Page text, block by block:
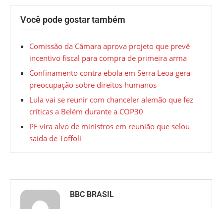
Você pode gostar também
Comissão da Câmara aprova projeto que prevê
incentivo fiscal para compra de primeira arma
Confinamento contra ebola em Serra Leoa gera
preocupação sobre direitos humanos
Lula vai se reunir com chanceler alemão que fez
críticas a Belém durante a COP30
PF vira alvo de ministros em reunião que selou
saída de Toffoli
BBC BRASIL